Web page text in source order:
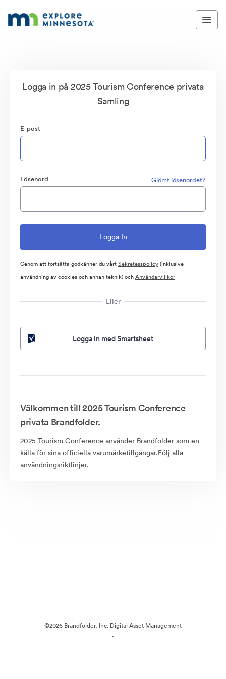
Logga in på 2025 Tourism Conference privata
Samling
E-post
Lösenord Glömt lösenordet?
Genom att fortsätta godkänner du vårtSekretesspolicy(inklusive
användning av cookies och annan teknik) ochAnvändarvillkor
Eller
Logga in med Smartsheet
Välkommen till 2025 Tourism Conference
privata Brandfolder.
2025 Tourism Conference använder Brandfolder som en
källa för sina officiella varumärketillgångar.Följ alla
användningsriktlinjer.
©2026 Brandfolder, Inc. Digital Asset Management
·